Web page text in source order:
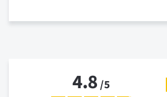
4.8/5